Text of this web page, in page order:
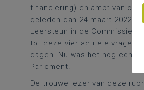
financiering) en ambt van
geleden dan 24 maart 2022
Leersteun in de Commissie
tot deze vier actuele vragen,
dagen. Nu was het nog eens
Parlement.
De trouwe lezer van deze